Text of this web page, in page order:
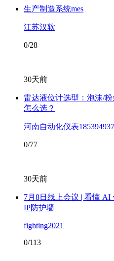
生产制造系统mes
江苏汉软
0/28
30天前
雷达液位计选型：泡沫/
怎么选？
河南自动化仪表
0/77
30天前
7月8日线上会议 | 看懂
IP防护墙
fighting2021
0/113